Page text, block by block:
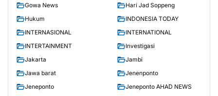
Gowa News
Hari Jad Soppeng
Hukum
INDONESIA TODAY
INTERNASIONAL
INTERNATIONAL
INTERTAINMENT
Investigasi
Jakarta
Jambi
Jawa barat
Jenenponto
Jeneponto
Jeneponto AHAD NEWS